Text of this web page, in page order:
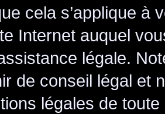
cela s’applique à
Internet auquel
légale.
de conseil légal et
légales de